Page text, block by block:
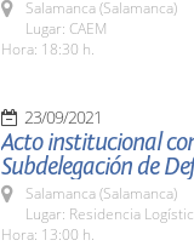
Salamanca (Salamanca)
Lugar: CAEM
Hora: 18:30 h.
23/09/2021
Acto institucional
Subdelegación de
Salamanca (Salamanca)
Lugar: Residencia
Hora: 13:00 h.